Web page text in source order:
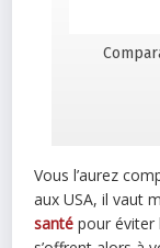
Vous l’aurez
aux USA, il vaut
santé pour éviter